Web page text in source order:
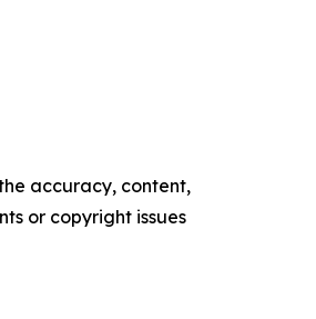
accuracy, content,
or copyright issues